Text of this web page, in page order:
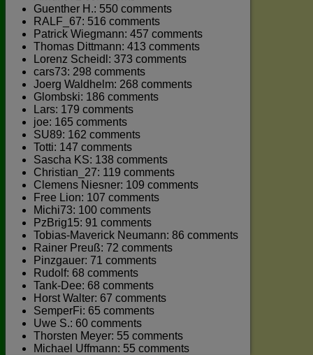
Guenther H.: 550 comments
RALF_67: 516 comments
Patrick Wiegmann: 457 comments
Thomas Dittmann: 413 comments
Lorenz Scheidl: 373 comments
cars73: 298 comments
Joerg Waldhelm: 268 comments
Glombski: 186 comments
Lars: 179 comments
joe: 165 comments
SU89: 162 comments
Totti: 147 comments
Sascha KS: 138 comments
Christian_27: 119 comments
Clemens Niesner: 109 comments
Free Lion: 107 comments
Michi73: 100 comments
PzBrig15: 91 comments
Tobias-Maverick Neumann: 86 comments
Rainer Preuß: 72 comments
Pinzgauer: 71 comments
Rudolf: 68 comments
Tank-Dee: 68 comments
Horst Walter: 67 comments
SemperFi: 65 comments
Uwe S.: 60 comments
Thorsten Meyer: 55 comments
Michael Uffmann: 55 comments